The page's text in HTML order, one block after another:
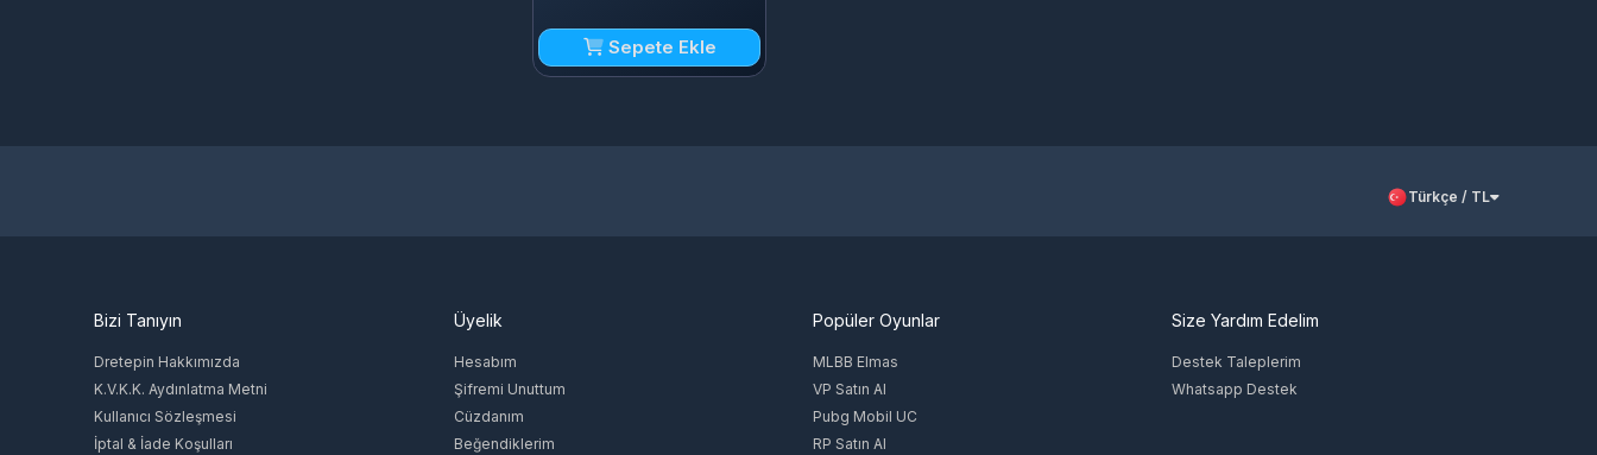
Sepete Ekle
Türkçe / TL
Bizi Tanıyın
Dretepin Hakkımızda
K.V.K.K. Aydınlatma Metni
Kullanıcı Sözleşmesi
İptal & İade Koşulları
Üyelik
Hesabım
Şifremi Unuttum
Cüzdanım
Beğendiklerim
Popüler Oyunlar
MLBB Elmas
VP Satın Al
Pubg Mobil UC
RP Satın Al
Size Yardım Edelim
Destek Taleplerim
Whatsapp Destek